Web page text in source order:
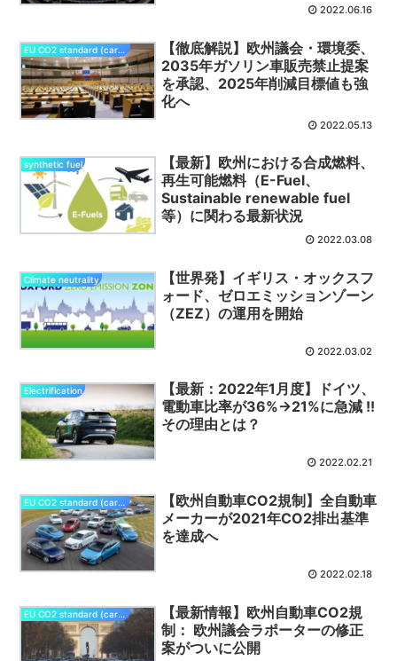
2022.06.16
EU CO2 standard (cars/vans)
【徹底解説】欧州議会・環境委、
2035年ガソリン車販売禁止提案
を承認、2025年削減目標値も強
化へ
2022.05.13
synthetic fuel
【最新】欧州における合成燃料、
再生可能燃料（E-Fuel、
Sustainable renewable fuel
等）に関わる最新状況
2022.03.08
Climate neutrality
【世界発】イギリス・オックスフ
ォード、ゼロエミッションゾーン
（ZEZ）の運用を開始
2022.03.02
Electrification
【最新：2022年1月度】ドイツ、
電動車比率が36%→21%に急減 !!
その理由とは？
2022.02.21
EU CO2 standard (cars/vans)
【欧州自動車CO2規制】全自動車
メーカーが2021年CO2排出基準
を達成へ
2022.02.18
EU CO2 standard (cars/vans)
【最新情報】欧州自動車CO2規
制： 欧州議会ラポーターの修正
案がついに公開